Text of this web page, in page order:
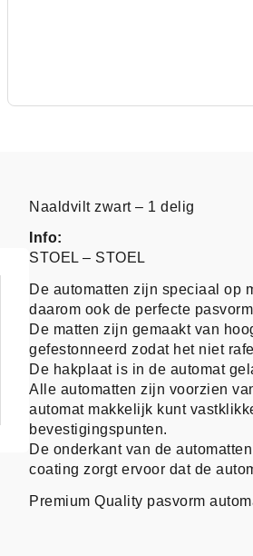
Naaldvilt zwart – 1 delig
Info:
STOEL – STOEL
De automatten zijn speciaal op
daarom ook de perfecte
De matten zijn gemaakt van
gefestonneerd zodat het niet
De hakplaat is in de automat
Alle automatten zijn voorzien
automat makkelijk kunt
bevestigingspunten.
De onderkant van de
coating zorgt ervoor dat de
Premium Quality pasvorm